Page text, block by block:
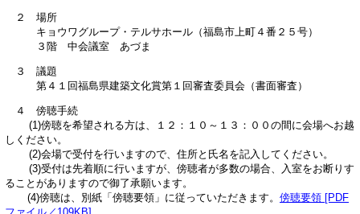
２ 場所
キョウワグループ・テルサホール（福島市上町４番２５号）
３階 中会議室 あづま
３ 議題
第４１回福島県建築文化賞第１回審査委員会（書面審査）
４ 傍聴手続
(1)傍聴を希望される方は、１２：１０～１３：００の間に会場へお越
しください。
(2)会場で受付を行いますので、住所と氏名を記入してください。
(3)受付は先着順に行いますが、傍聴者が多数の場合、入室をお断りす
ることがありますので御了承願います。
(4)傍聴は、別紙「傍聴要領」に従っていただきます。 傍聴要領 [PDF